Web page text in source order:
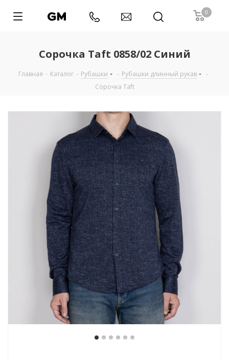
0
Сорочка Taft 0858/02 Синий
Главная - Каталог - Рубашки - Рубашки длинный рукав
-
Сорочка Taft